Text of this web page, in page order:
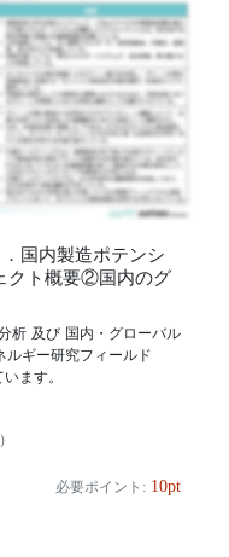
国内製造ポテンシ
クト概要②国内のグ
析 及び 国内・グローバル
ルギー研究フィールド
ます。
必要ポイント: 10pt